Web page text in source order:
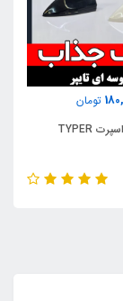
480,000
دهنده صندوق عقب